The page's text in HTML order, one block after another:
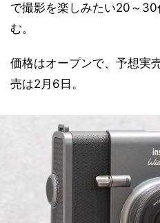
で撮影を楽しみたい20～
む。
価格はオープンで、予想実
売は2月6日。